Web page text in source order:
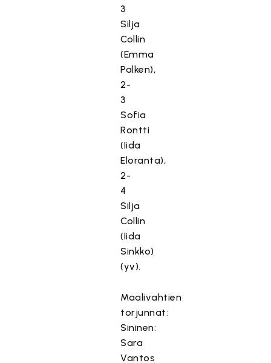
3
Silja
Collin
(Emma
Palken),
2-
3
Sofia
Rontti
(Iida
Eloranta),
2-
4
Silja
Collin
(Iida
Sinkko)
(yv).
Maalivahtien
torjunnat:
Sininen:
Sara
Vantos